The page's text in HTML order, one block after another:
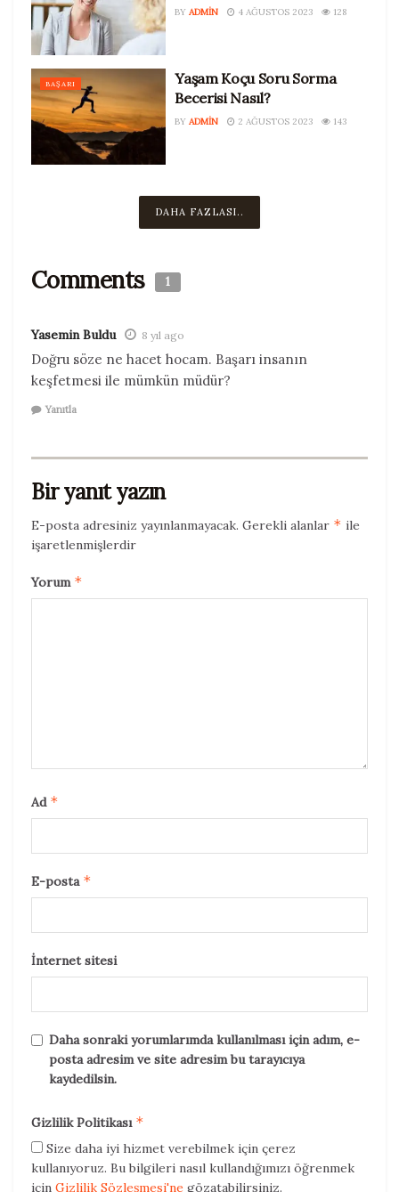
BY ADMIN 4 AĞUSTOS 2023 128
BAŞARI
Yaşam Koçu Soru Sorma
Becerisi Nasıl?
BY ADMIN 2 AĞUSTOS 2023 143
DAHA FAZLASI..
Comments 1
Yasemin Buldu 8 yıl ago
Doğru söze ne hacet hocam. Başarı insanın
keşfetmesi ile mümkün müdür?
Yanıtla
Bir yanıt yazın
E-posta adresiniz yayınlanmayacak. Gerekli alanlar * ile
işaretlenmişlerdir
Yorum *
Ad *
E-posta *
İnternet sitesi
Daha sonraki yorumlarımda kullanılması için adım, e-
posta adresim ve site adresim bu tarayıcıya
kaydedilsin.
Gizlilik Politikası *
Size daha iyi hizmet verebilmek için çerez
kullanıyoruz. Bu bilgileri nasıl kullandığımızı öğrenmek
için Gizlilik Sözleşmesi'ne gözatabilirsiniz.